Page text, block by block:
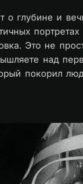
глубине и
портретах
Это не
над
покорил